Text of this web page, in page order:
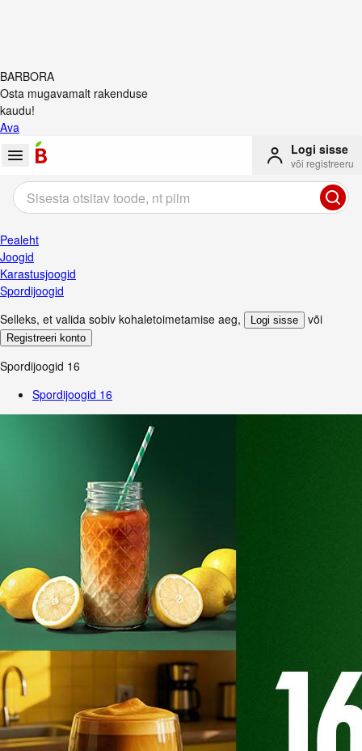
BARBORA
Osta mugavamalt rakenduse
kaudu!
Ava
Logi sisse
või registreeru
Pealeht
Joogid
Karastusjoogid
Spordijoogid
Selleks, et valida sobiv kohaletoimetamise aeg, Logi sisse või
Registreeri konto
Spordijoogid 16
Spordijoogid 16